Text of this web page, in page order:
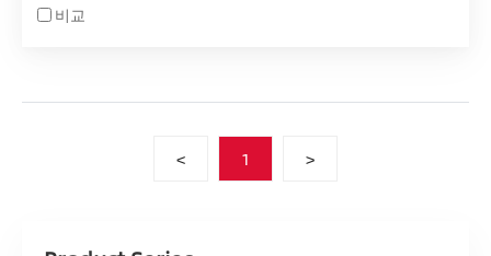
비교
< 1 >